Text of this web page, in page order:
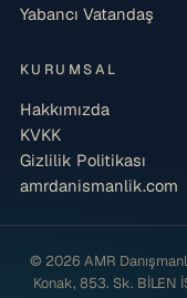
Yabancı Vatandaş
KURUMSAL
Hakkımızda
KVKK
Gizlilik Politikası
amrdanismanlik.com
© 2026 AMR
Konak, 853. Sk. BİLEN